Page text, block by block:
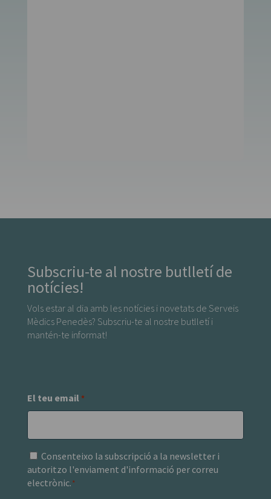
Subscriu-te al nostre butlletí de
notícies!
Vols estar al dia amb les notícies i novetats de Serveis
Mèdics Penedès? Subscriu-te al nostre butlletí i
mantén-te informat!
El teu email *
Consenteixo
la
subscripció
Consenteixo la subscripció a la newsletter i
autoritzo l'enviament d'informació per correu
electrònic.*